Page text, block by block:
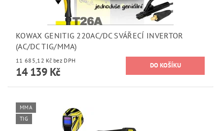
KOWAX GENITIG 220AC/DC SVÁŘECÍ INVERTOR
(AC/DC TIG/MMA)
11 685,12 Kč bez DPH
14 139 Kč
MMA
TIG